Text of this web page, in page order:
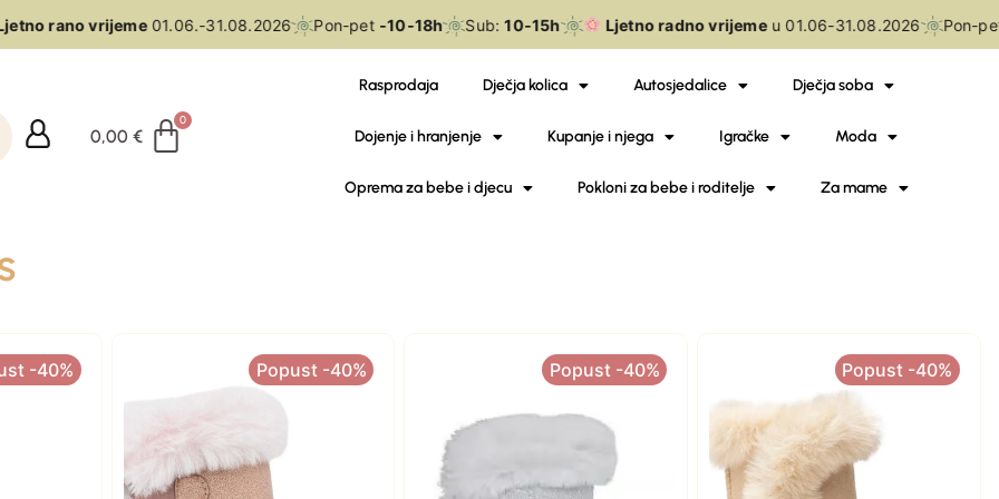
rano vrijeme01.06.-31.08.2026 Pon-pet-10-18h Sub:10-15h Ljetno radno vrijemeu 01.06-31.08.2026 Pon-pet
0,00€
Rasprodaja Dječja kolica Autosjedalice Dječja soba
Dojenje i hranjenje Kupanje i njega Igračke Moda
Oprema za bebe i djecu Pokloni za bebe i roditelje Za mame
-40% Popust -40% Popust -40% Popust -40%